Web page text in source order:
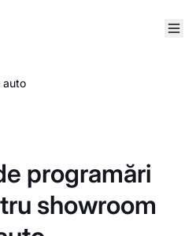
auto
programări
showroom